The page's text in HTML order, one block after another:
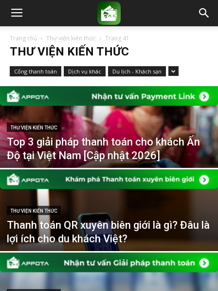
Trang chủ Thư viện kiến thức Trang 41
THƯ VIỆN KIẾN THỨC
Cổng thanh toán Dịch vụ khác Du lịch - Khách sạn
THƯ VIỆN KIẾN THỨC
Top 3 giải pháp thanh toán cho khách Ấn
Độ tại Việt Nam [Cập nhật 2026]
THƯ VIỆN KIẾN THỨC
Thanh toán QR xuyên biên giới là gì? Đâu là
lợi ích cho du khách Việt?